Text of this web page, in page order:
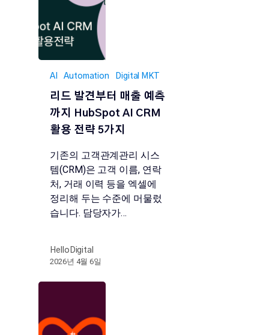
AI Automation Digital MKT
리드 발견부터 매출 예측
까지 HubSpot AI CRM
활용 전략 5가지
기존의 고객관계관리 시스
템(CRM)은 고객 이름, 연락
처, 거래 이력 등을 엑셀에
정리해 두는 수준에 머물렀
습니다. 담당자가…
HelloDigital
2026년 4월 6일